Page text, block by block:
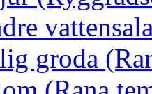
groda